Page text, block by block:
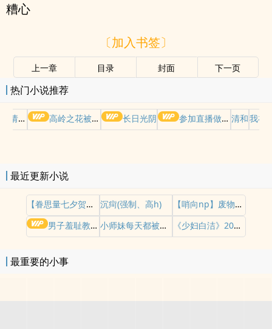
糟心
〔加入书签〕
上一章 目录 封面 下一页
热门小说推荐
摆好 高岭之花被权贵轮了后 长日光阴 参加直播做爱综艺后我火了(NPH) 清和我在
最近更新小说
【眷思量七夕贺文】镜花水月 沉疴(强制、高h)
【哨向np】废物哨兵求生指南
男子羞耻教育世界（gb四爱女攻/高H）
小师妹每天都被操干不止（nph） 《少妇白洁》2026重制版
最重要的小事